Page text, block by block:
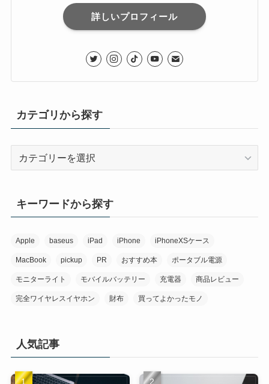
詳しいプロフィール
カテゴリから探す
探
す
キーワードから探す
Apple baseus iPad iPhone iPhoneXSケース
MacBook pickup PR おすすめ本 ポータブル電源
モニターライト モバイルバッテリー 充電器 商品レビュー
完全ワイヤレスイヤホン 財布 買ってよかったモノ
人気記事